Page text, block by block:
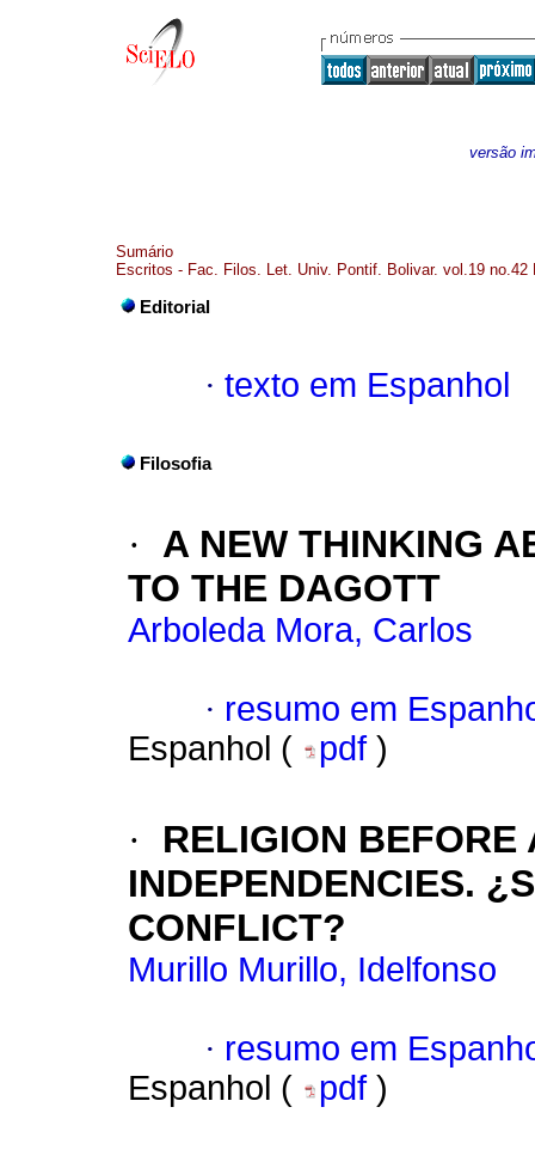
versão
Sumário
Escritos - Fac. Filos. Let. Univ. Pontif. Bolivar. vol.19 no.42
Editorial
· texto em Espanhol
Filosofia
·
A NEW THINKING
TO THE DAGOTT
Arboleda Mora, Carlos
· resumo em
Espanhol (
pdf )
·
RELIGION BEFORE
INDEPENDENCIES.
CONFLICT?
Murillo Murillo, Idelfonso
· resumo em
Espanhol (
pdf )